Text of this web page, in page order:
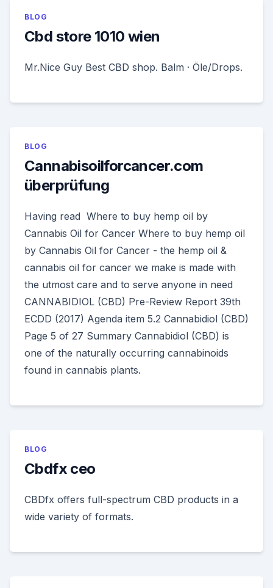
BLOG
Cbd store 1010 wien
Mr.Nice Guy Best CBD shop. Balm · Öle/Drops.
BLOG
Cannabisoilforcancer.com
überprüfung
Having read Where to buy hemp oil by
Cannabis Oil for Cancer Where to buy hemp oil
by Cannabis Oil for Cancer - the hemp oil &
cannabis oil for cancer we make is made with
the utmost care and to serve anyone in need
CANNABIDIOL (CBD) Pre-Review Report 39th
ECDD (2017) Agenda item 5.2 Cannabidiol (CBD)
Page 5 of 27 Summary Cannabidiol (CBD) is
one of the naturally occurring cannabinoids
found in cannabis plants.
BLOG
Cbdfx ceo
CBDfx offers full-spectrum CBD products in a
wide variety of formats.